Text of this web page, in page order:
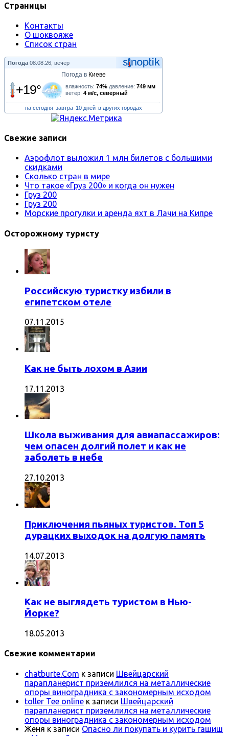
Страницы
Контакты
О шоквояже
Список стран
Погода 08.08.26, вечер
Погода в Киеве
+19° влажность: 74% давление: 749 мм
ветер: 4 м/с, северный
на сегодня завтра 10 дней в других городах
Свежие записи
Аэрофлот выложил 1 млн билетов с большими
скидками
Сколько стран в мире
Что такое «Груз 200» и когда он нужен
Груз 200
Груз 200
Морские прогулки и аренда яхт в Лачи на Кипре
Осторожному туристу
Российскую туристку избили в
египетском отеле
07.11.2015
Как не быть лохом в Азии
17.11.2013
Школа выживания для авиапассажиров:
чем опасен долгий полет и как не
заболеть в небе
27.10.2013
Приключения пьяных туристов. Топ 5
дурацких выходок на долгую память
14.07.2013
Как не выглядеть туристом в Нью-
Йорке?
18.05.2013
Свежие комментарии
chatburte.Com к записи Швейцарский
парапланерист приземлился на металлические
опоры виноградника с закономерным исходом
toller Tee online к записи Швейцарский
парапланерист приземлился на металлические
опоры виноградника с закономерным исходом
Женя к записи Опасно ли покупать и курить гашиш